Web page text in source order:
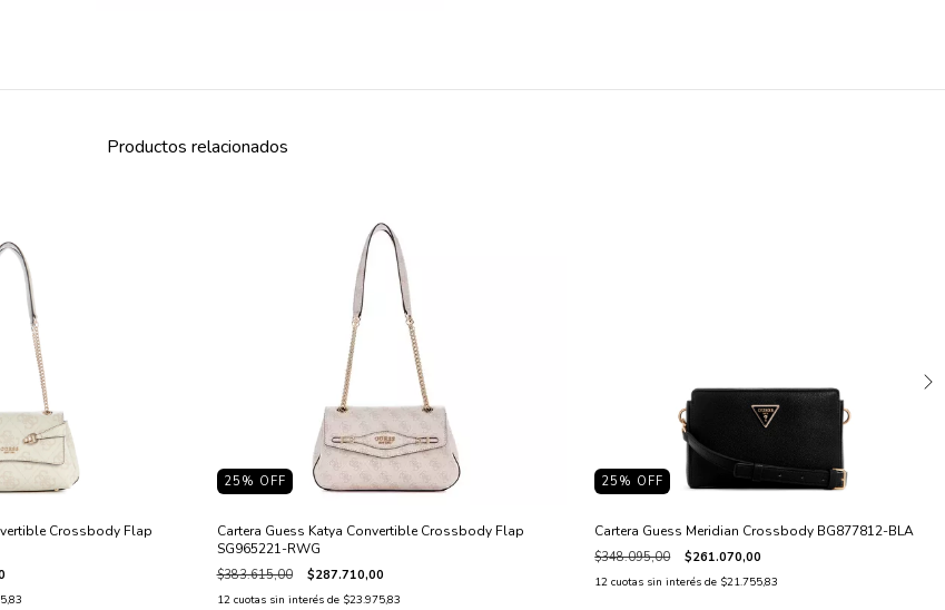
Productos relacionados
Crossbody Flap
25 % OFF
Cartera Guess Katya Convertible Crossbody Flap
SG965221-RWG
$383.615,00 $287.710,00
12 cuotas sin interés de $23.975,83
25 % OFF
Cartera Guess Meridian Crossbody BG877812-BLA
$348.095,00 $261.070,00
12 cuotas sin interés de $21.755,83